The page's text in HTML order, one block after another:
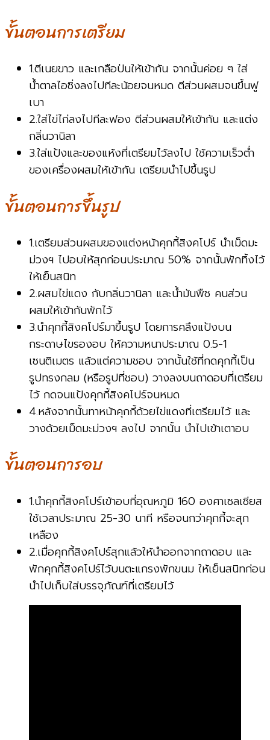
ขั้นตอนการเตรียม
1.ตีเนยขาว และเกลือป่นให้เข้ากัน จากนั้นค่อย ๆ ใส่
น้ำตาลไอซิ่งลงไปทีละน้อยจนหมด ตีส่วนผสมจนขึ้นฟู
เบา
2.ใส่ไข่ไก่ลงไปทีละฟอง ตีส่วนผสมให้เข้ากัน และแต่ง
กลิ่นวานิลา
3.ใส่แป้งและของแห้งที่เตรียมไว้ลงไป ใช้ความเร็วต่ำ
ของเครื่องผสมให้เข้ากัน เตรียมนำไปขึ้นรูป
ขั้นตอนการขึ้นรูป
1.เตรียมส่วนผสมของแต่งหน้าคุกกี้สิงคโปร์ นำเม็ดมะ
ม่วงฯ ไปอบให้สุกก่อนประมาณ 50% จากนั้นพักทิ้งไว้
ให้เย็นสนิท
2.ผสมไข่แดง กับกลิ่นวานิลา และน้ำมันพืช คนส่วน
ผสมให้เข้ากันพักไว้
3.นำคุกกี้สิงคโปร์มาขึ้นรูป โดยการคลึงแป้งบน
กระดาษไขรองอบ ให้ความหนาประมาณ 0.5-1
เซนติเมตร แล้วแต่ความชอบ จากนั้นใช้ที่กดคุกกี้เป็น
รูปทรงกลม (หรือรูปที่ชอบ) วางลงบนถาดอบที่เตรียม
ไว้ กดจนแป้งคุกกี้สิงคโปร์จนหมด
4.หลังจากนั้นทาหน้าคุกกี้ด้วยไข่แดงที่เตรียมไว้ และ
วางด้วยเม็ดมะม่วงฯ ลงไป จากนั้น นำไปเข้าเตาอบ
ขั้นตอนการอบ
1.นำคุกกี้สิงคโปร์เข้าอบที่อุณหภูมิ 160 องศาเซลเซียส
ใช้เวลาประมาณ 25-30 นาที หรือจนกว่าคุกกี้จะสุก
เหลือง
2.เมื่อคุกกี้สิงคโปร์สุกแล้วให้นำออกจากถาดอบ และ
พักคุกกี้สิงคโปร์ไว้บนตะแกรงพักขนม ให้เย็นสนิทก่อน
นำไปเก็บใส่บรรจุภัณฑ์ที่เตรียมไว้